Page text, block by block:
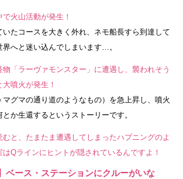
火山活動が発生！
たコースを大きく外れ、ネモ船長すら到達して
へと迷い込んでしまいます…。
「ラーヴァモンスター」に遭遇し、襲われそう
噴火が発生！
グマの通り道のようなもの）を急上昇し、噴火
か生還するというストーリーです。
と、たまたま遭遇してしまったハプニングのよ
Qラインにヒントが隠されているんですよ！
ース・ステーションにクルーがいな